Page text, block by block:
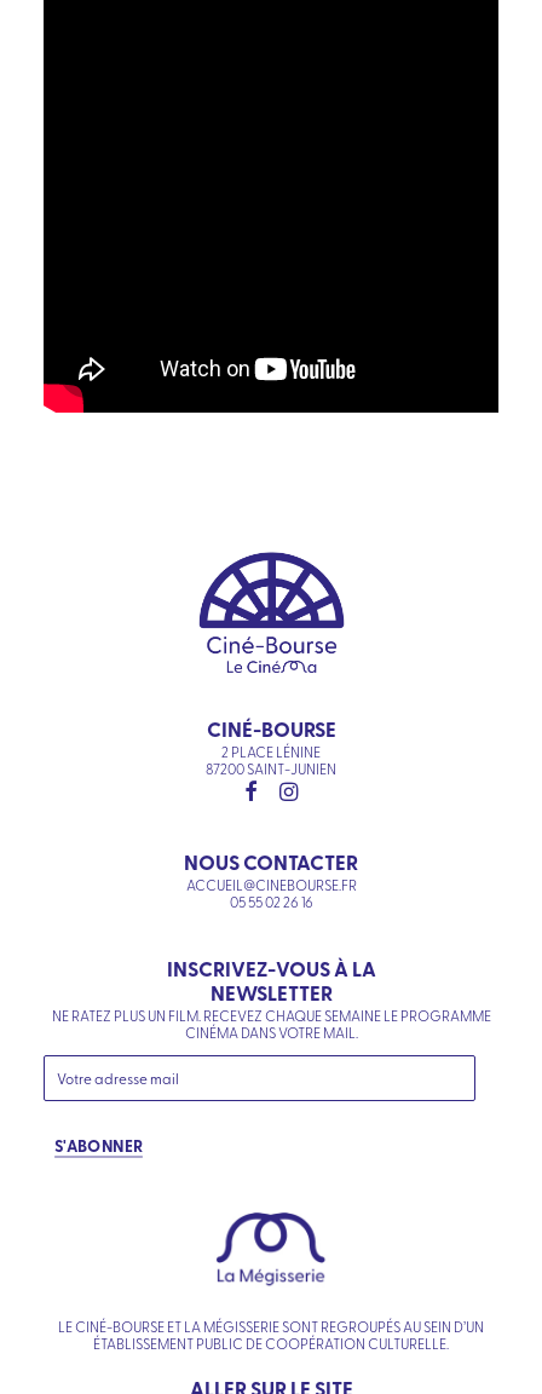
CINÉ-BOURSE
2 PLACE LÉNINE
87200 SAINT-JUNIEN
NOUS CONTACTER
ACCUEIL@CINEBOURSE.FR
05 55 02 26 16
INSCRIVEZ-VOUS À LA
NEWSLETTER
NE RATEZ PLUS UN FILM. RECEVEZ CHAQUE SEMAINE LE PROGRAMME
CINÉMA DANS VOTRE MAIL.
S'ABONNER
LE CINÉ-BOURSE ET LA MÉGISSERIE SONT REGROUPÉS AU SEIN D’UN
ÉTABLISSEMENT PUBLIC DE COOPÉRATION CULTURELLE.
ALLER SUR LE SITE